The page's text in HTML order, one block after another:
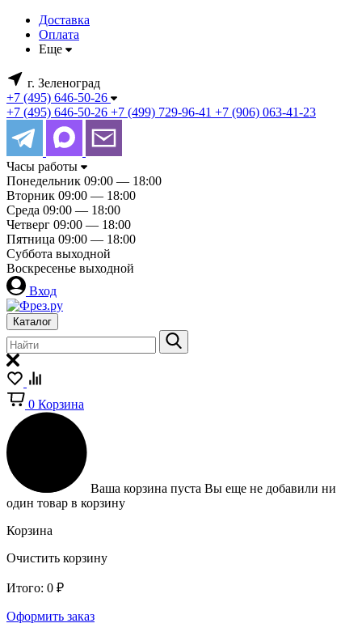
Доставка
Оплата
Еще
г. Зеленоград
+7 (495) 646-50-26
+7 (495) 646-50-26 +7 (499) 729-96-41 +7 (906) 063-41-23
Часы работы
Понедельник 09:00 — 18:00
Вторник 09:00 — 18:00
Среда 09:00 — 18:00
Четверг 09:00 — 18:00
Пятница 09:00 — 18:00
Суббота выходной
Воскресенье выходной
Вход
Каталог
0 Корзина
Ваша корзина пуста Вы еще не добавили ни
один товар в корзину
Корзина
Очистить корзину
Итого: 0 ₽
Оформить заказ